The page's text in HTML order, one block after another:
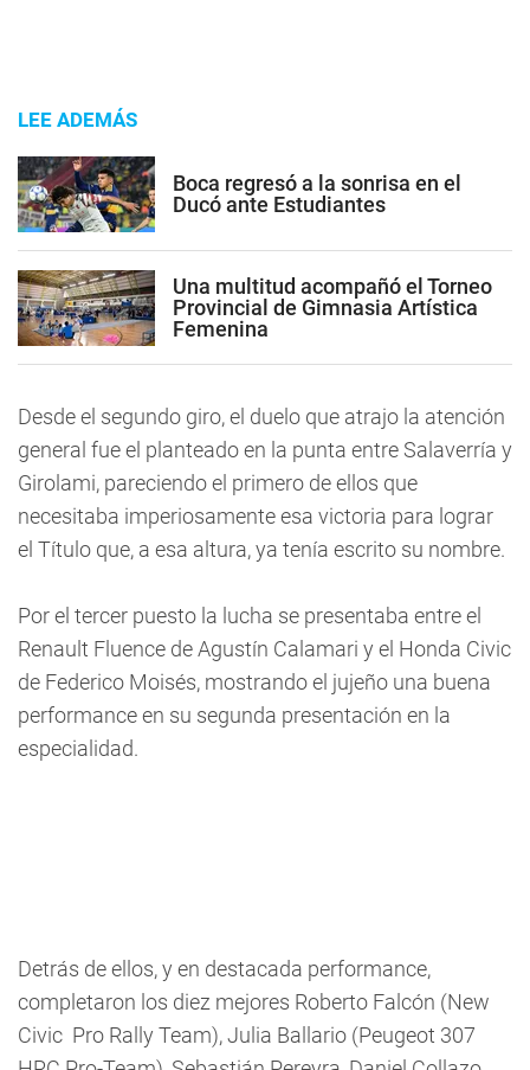
LEE ADEMÁS
Boca regresó a la sonrisa en el
Ducó ante Estudiantes
Una multitud acompañó el Torneo
Provincial de Gimnasia Artística
Femenina
Desde el segundo giro, el duelo que atrajo la atención
general fue el planteado en la punta entre Salaverría y
Girolami, pareciendo el primero de ellos que
necesitaba imperiosamente esa victoria para lograr
el Título que, a esa altura, ya tenía escrito su nombre.
Por el tercer puesto la lucha se presentaba entre el
Renault Fluence de Agustín Calamari y el Honda Civic
de Federico Moisés, mostrando el jujeño una buena
performance en su segunda presentación en la
especialidad.
Detrás de ellos, y en destacada performance,
completaron los diez mejores Roberto Falcón (New
Civic  Pro Rally Team), Julia Ballario (Peugeot 307 